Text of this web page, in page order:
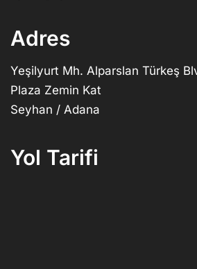
Adres
Yeşilyurt Mh. Alparslan Türkeş
Plaza Zemin Kat
Seyhan / Adana
Yol Tarifi